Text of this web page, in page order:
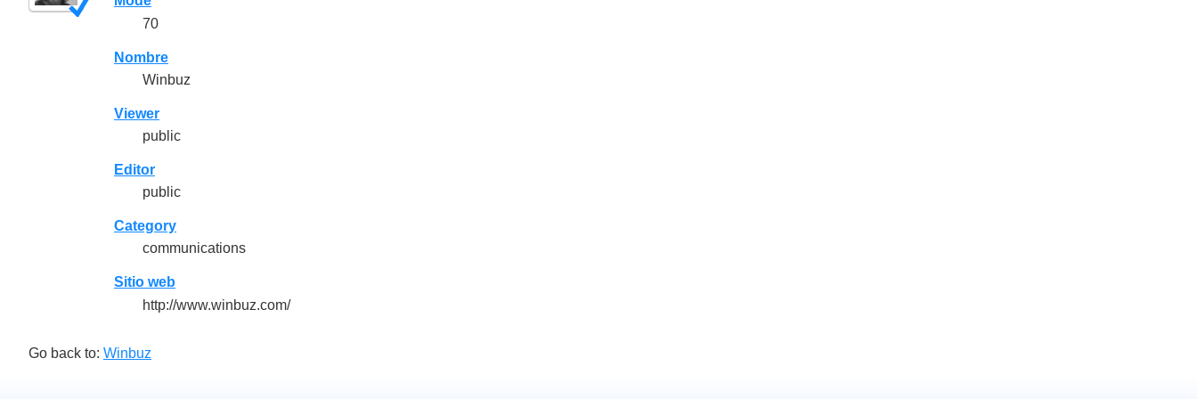
70
Nombre
Winbuz
Viewer
public
Editor
public
Category
communications
Sitio web
http://www.winbuz.com/
Go back to: Winbuz